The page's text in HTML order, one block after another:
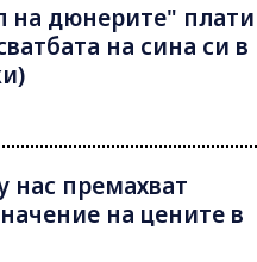
на дюнерите" плати
на сина си в
нас премахват
на цените в